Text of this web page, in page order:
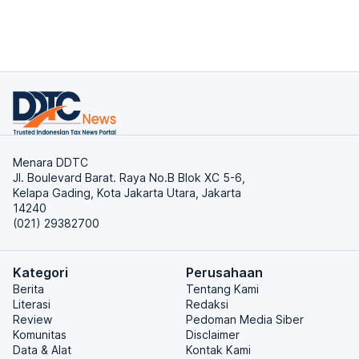
Menara DDTC
Jl. Boulevard Barat. Raya No.B Blok XC 5-6,
Kelapa Gading, Kota Jakarta Utara, Jakarta
14240
(021) 29382700
Kategori
Berita
Literasi
Review
Komunitas
Data & Alat
Perusahaan
Tentang Kami
Redaksi
Pedoman Media Siber
Disclaimer
Kontak Kami